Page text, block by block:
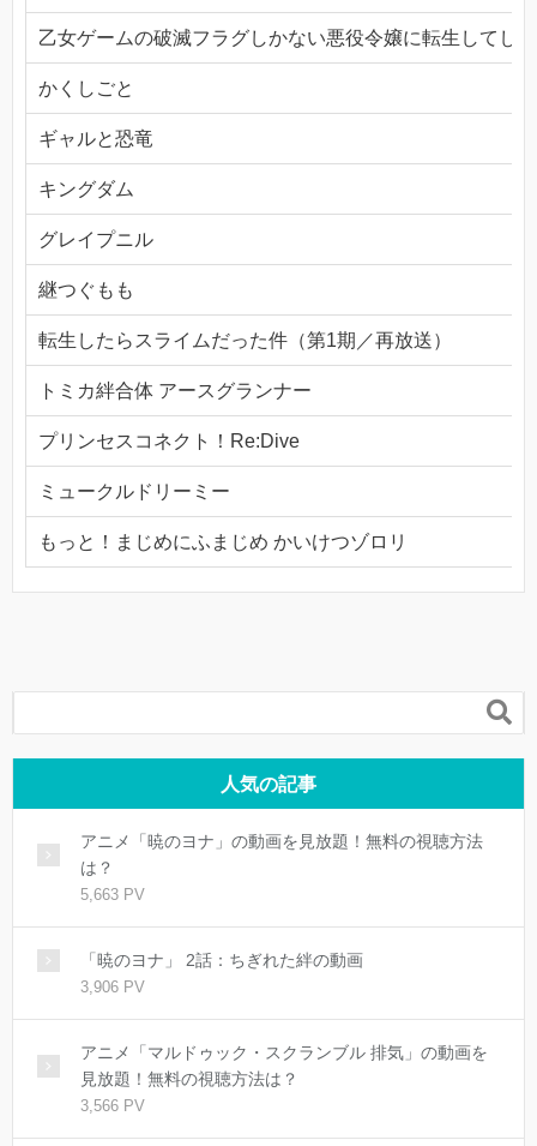
乙女ゲームの破滅フラグしかない悪役令嬢に転生してし
かくしごと
ギャルと恐竜
キングダム
グレイプニル
継つぐもも
転生したらスライムだった件（第1期／再放送）
トミカ絆合体 アースグランナー
プリンセスコネクト！Re:Dive
ミュークルドリーミー
もっと！まじめにふまじめ かいけつゾロリ

人気の記事
アニメ「暁のヨナ」の動画を見放題！無料の視聴方法
は？
5,663 PV
「暁のヨナ」 2話：ちぎれた絆の動画
3,906 PV
アニメ「マルドゥック・スクランブル 排気」の動画を
見放題！無料の視聴方法は？
3,566 PV